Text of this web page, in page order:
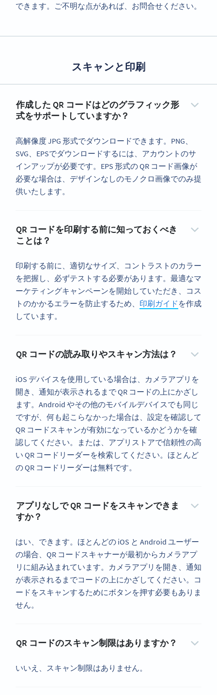
できます。ご不明な点があれば、お問合せください。
スキャンと印刷
作成した QR コードはどのグラフィック形
式をサポートしていますか？
高解像度 JPG 形式でダウンロードできます。PNG、
SVG、EPSでダウンロードするには、アカウントのサ
インアップが必要です。EPS 形式の QR コード画像が
必要な場合は、デザインなしのモノクロ画像でのみ提
供いたします。
QR コードを印刷する前に知っておくべき
ことは？
印刷する前に、適切なサイズ、コントラストのカラー
を把握し、必ずテストする必要があります。最適なマ
ーケティングキャンペーンを開始していただき、コス
トのかかるエラーを防止するため、 印刷ガイド を作成
しています。
QR コードの読み取りやスキャン方法は？
iOS デバイスを使用している場合は、カメラアプリを
開き、通知が表示されるまで QR コードの上にかざし
ます。Android やその他のモバイルデバイスでも同じ
ですが、何も起こらなかった場合は、設定を確認して
QR コードスキャンが有効になっているかどうかを確
認してください。または、アプリストアで信頼性の高
い QR コードリーダーを検索してください。ほとんど
の QR コードリーダーは無料です。
アプリなしで QR コードをスキャンできま
すか？
はい、できます。ほとんどの iOS と Android ユーザー
の場合、QR コードスキャナーが最初からカメラアプ
リに組み込まれています。カメラアプリを開き、通知
が表示されるまでコードの上にかざしてください。コ
ードをスキャンするためにボタンを押す必要もありま
せん。
QR コードのスキャン制限はありますか？
いいえ、スキャン制限はありません。